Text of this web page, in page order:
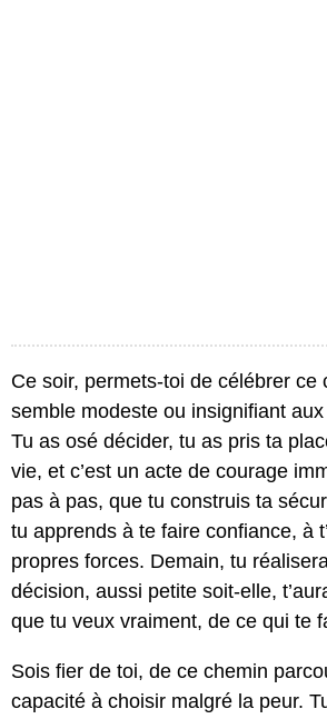
Ce soir, permets-toi de célébrer ce
semble modeste ou insignifiant
Tu as osé décider, tu as pris ta
vie, et c’est un acte de courage
pas à pas, que tu construis ta
tu apprends à te faire confiance, à
propres forces. Demain, tu
décision, aussi petite soit-elle,
que tu veux vraiment, de ce qui te
Sois fier de toi, de ce chemin
capacité à choisir malgré la peur.